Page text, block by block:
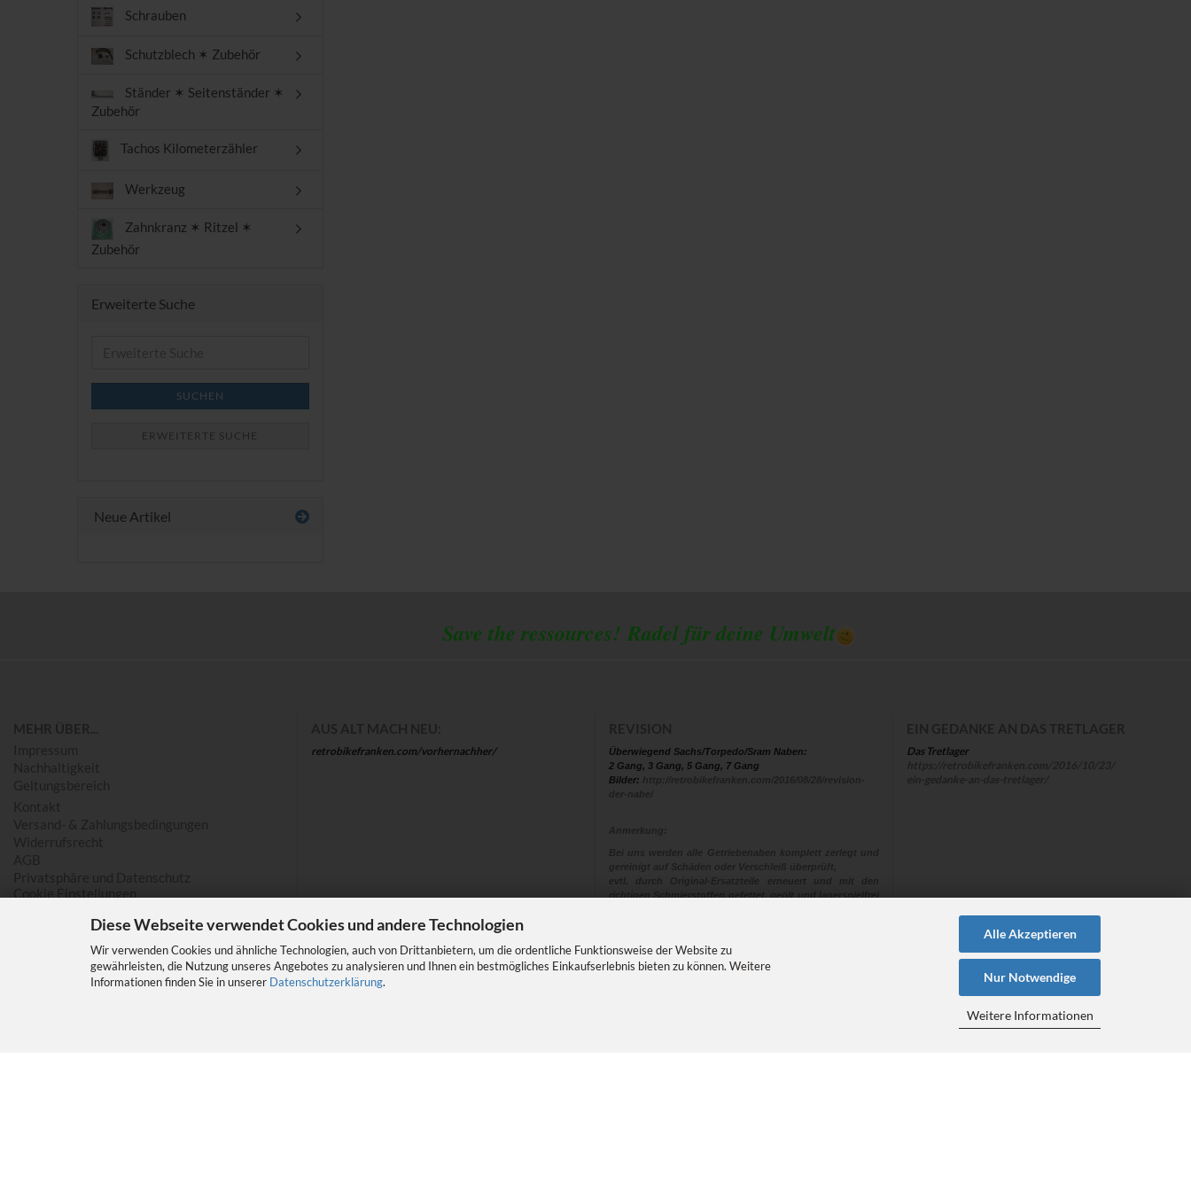
Diese Webseite verwendet Cookies und andere Technologien
Wir verwenden Cookies und ähnliche Technologien, auch von Drittanbietern, um die ordentliche Funktionsweise der Website zu
gewährleisten, die Nutzung unseres Angebotes zu analysieren und Ihnen ein bestmögliches Einkaufserlebnis bieten zu können. Weitere
Informationen finden Sie in unserer Datenschutzerklärung.
Alle Akzeptieren
Nur Notwendige
Weitere Informationen
Schrauben
Schutzblech ✶ Zubehör
Ständer ✶ Seitenständer ✶
Zubehör
Tachos Kilometerzähler
Werkzeug
Zahnkranz ✶ Ritzel ✶
Zubehör
Erweiterte Suche
SUCHEN
ERWEITERTE SUCHE
Neue Artikel
Save the ressources! Radel für deine Umwelt
retrobikefranken.com/vorhernachher/
Überwiegend Sachs/Torpedo/Sram Naben:
2 Gang, 3 Gang, 5 Gang, 7 Gang
Bilder:
Eine Nabe die eine Revision erhalten hat, steht für
Sicherheit und Fahrspass
Das Tretlager